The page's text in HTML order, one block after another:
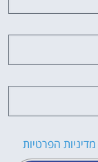
מדיניות הפרטיות